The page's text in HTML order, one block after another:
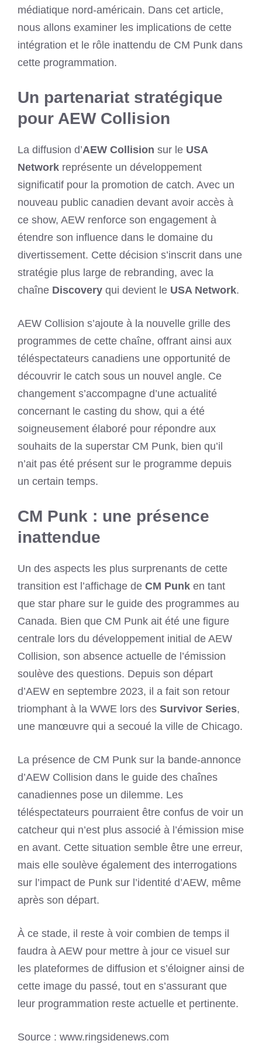
médiatique nord-américain. Dans cet article,
nous allons examiner les implications de cette
intégration et le rôle inattendu de CM Punk dans
cette programmation.
Un partenariat stratégique
pour AEW Collision
La diffusion d’AEW Collision sur le USA
Network représente un développement
significatif pour la promotion de catch. Avec un
nouveau public canadien devant avoir accès à
ce show, AEW renforce son engagement à
étendre son influence dans le domaine du
divertissement. Cette décision s’inscrit dans une
stratégie plus large de rebranding, avec la
chaîne Discovery qui devient le USA Network.
AEW Collision s’ajoute à la nouvelle grille des
programmes de cette chaîne, offrant ainsi aux
téléspectateurs canadiens une opportunité de
découvrir le catch sous un nouvel angle. Ce
changement s’accompagne d’une actualité
concernant le casting du show, qui a été
soigneusement élaboré pour répondre aux
souhaits de la superstar CM Punk, bien qu’il
n’ait pas été présent sur le programme depuis
un certain temps.
CM Punk : une présence
inattendue
Un des aspects les plus surprenants de cette
transition est l’affichage de CM Punk en tant
que star phare sur le guide des programmes au
Canada. Bien que CM Punk ait été une figure
centrale lors du développement initial de AEW
Collision, son absence actuelle de l’émission
soulève des questions. Depuis son départ
d’AEW en septembre 2023, il a fait son retour
triomphant à la WWE lors des Survivor Series,
une manœuvre qui a secoué la ville de Chicago.
La présence de CM Punk sur la bande-annonce
d’AEW Collision dans le guide des chaînes
canadiennes pose un dilemme. Les
téléspectateurs pourraient être confus de voir un
catcheur qui n’est plus associé à l’émission mise
en avant. Cette situation semble être une erreur,
mais elle soulève également des interrogations
sur l’impact de Punk sur l’identité d’AEW, même
après son départ.
À ce stade, il reste à voir combien de temps il
faudra à AEW pour mettre à jour ce visuel sur
les plateformes de diffusion et s’éloigner ainsi de
cette image du passé, tout en s’assurant que
leur programmation reste actuelle et pertinente.
Source : www.ringsidenews.com